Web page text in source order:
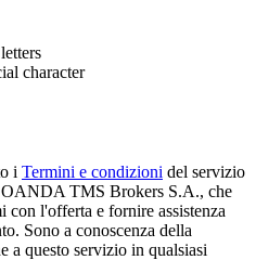
character
i Termini e condizioni del servizio
TMS Brokers S.A., che
con l'offerta e fornire assistenza
Sono a conoscenza della
a questo servizio in qualsiasi